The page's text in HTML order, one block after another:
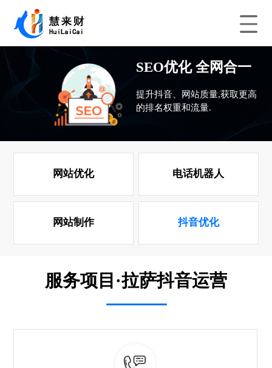
SEO优化 全网合一
提升抖音、网站质量,获取更高
的排名权重和流量.
网站优化 电话机器人
网站制作 抖音优化
服务项目·拉萨抖音运营